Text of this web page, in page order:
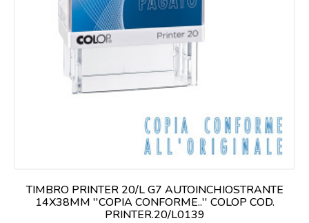
TIMBRO PRINTER 20/L G7 AUTOINCHIOSTRANTE
14X38MM ''COPIA CONFORME..'' COLOP COD.
PRINTER.20/L0139